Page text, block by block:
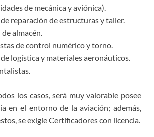
de mecánica y aviónica).
reparación de estructuras y taller.
almacén.
de control numérico y torno.
logística y materiales aeronáuticos.
los casos, será muy valorable posee
en el entorno de la aviación; además,
se exigie Certificadores con licencia.